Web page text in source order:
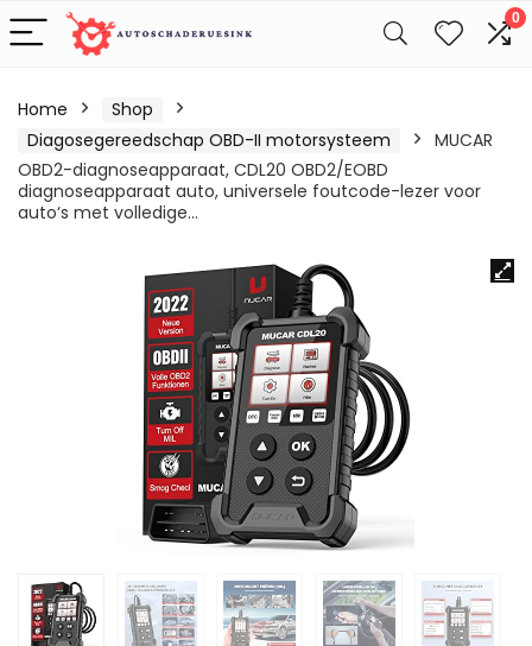
0
Home
Shop
Diagosegereedschap OBD-II motorsysteem
MUCAR
OBD2-diagnoseapparaat, CDL20 OBD2/EOBD
diagnoseapparaat auto, universele foutcode-lezer voor
auto‘s met volledige…